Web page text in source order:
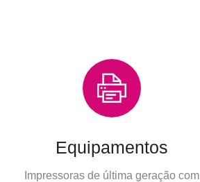
Equipamentos
Impressoras de última geração com